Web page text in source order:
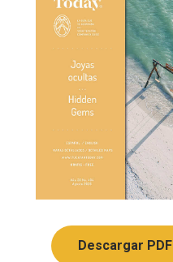
Descargar PDF